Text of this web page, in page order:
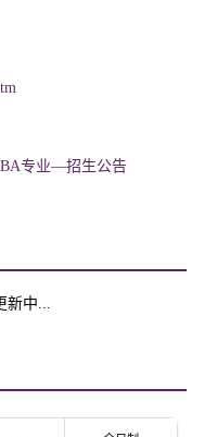
专业—招生公告
新中...